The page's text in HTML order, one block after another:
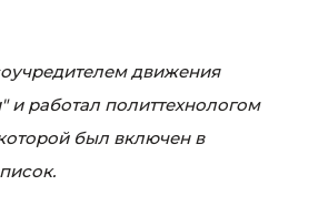
движения
и работал политтехнологом
был включен в